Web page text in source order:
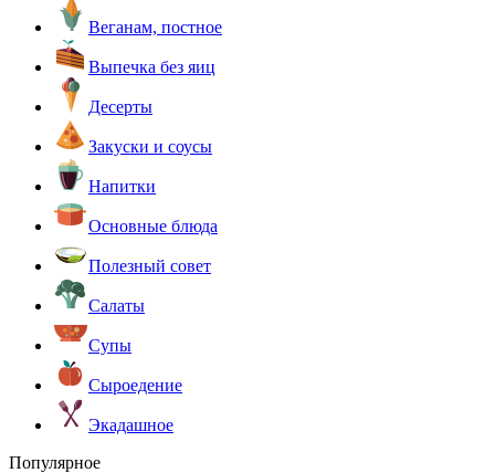
Веганам, постное
Выпечка без яиц
Десерты
Закуски и соусы
Напитки
Основные блюда
Полезный совет
Салаты
Супы
Сыроедение
Экадашное
Популярное